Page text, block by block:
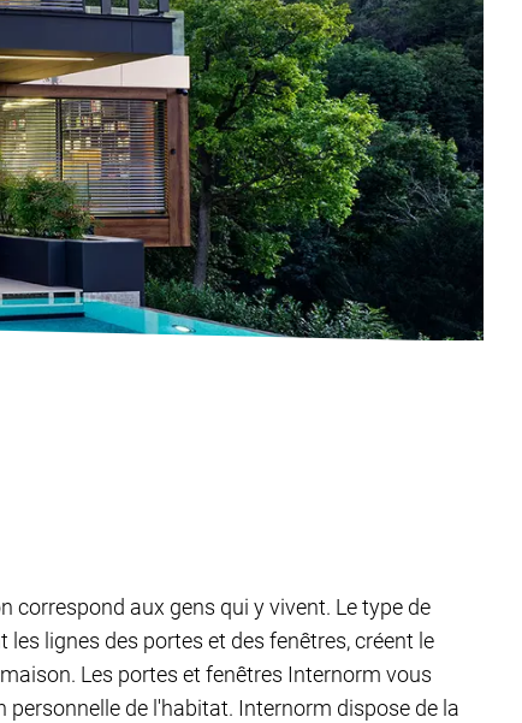
correspond aux gens qui y vivent. Le type de
lignes des portes et des fenêtres, créent le
Les portes et fenêtres Internorm vous
personnelle de l'habitat. Internorm dispose de la